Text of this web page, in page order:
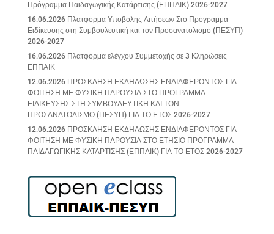
Πρόγραμμα Παιδαγωγικής Κατάρτισης (ΕΠΠΑΙΚ) 2026-2027
16.06.2026 Πλατφόρμα Υποβολής Αιτήσεων Στο Πρόγραμμα
Ειδίκευσης στη Συμβουλευτική και τον Προσανατολισμό (ΠΕΣΥΠ)
2026-2027
16.06.2026 Πλατφόρμα ελέγχου Συμμετοχής σε 3 Κληρώσεις
ΕΠΠΑΙΚ
12.06.2026 ΠΡΟΣΚΛΗΣΗ ΕΚΔΗΛΩΣΗΣ ΕΝΔΙΑΦΕΡΟΝΤΟΣ ΓΙΑ
ΦΟΙΤΗΣΗ ΜΕ ΦΥΣΙΚΗ ΠΑΡΟΥΣΙΑ ΣΤΟ ΠΡΟΓΡΑΜΜΑ
ΕΙΔΙΚΕΥΣΗΣ ΣΤΗ ΣΥΜΒΟΥΛΕΥΤΙΚΗ ΚΑΙ ΤΟΝ
ΠΡΟΣΑΝΑΤΟΛΙΣΜΟ (ΠΕΣΥΠ) ΓΙΑ ΤΟ ΕΤΟΣ 2026-2027
12.06.2026 ΠΡΟΣΚΛΗΣΗ ΕΚΔΗΛΩΣΗΣ ΕΝΔΙΑΦΕΡΟΝΤΟΣ ΓΙΑ
ΦΟΙΤΗΣΗ ΜΕ ΦΥΣΙΚΗ ΠΑΡΟΥΣΙΑ ΣΤΟ ΕΤΗΣΙΟ ΠΡΟΓΡΑΜΜΑ
ΠΑΙΔΑΓΩΓΙΚΗΣ ΚΑΤΑΡΤΙΣΗΣ (ΕΠΠΑΙΚ) ΓΙΑ ΤΟ ΕΤΟΣ 2026-2027